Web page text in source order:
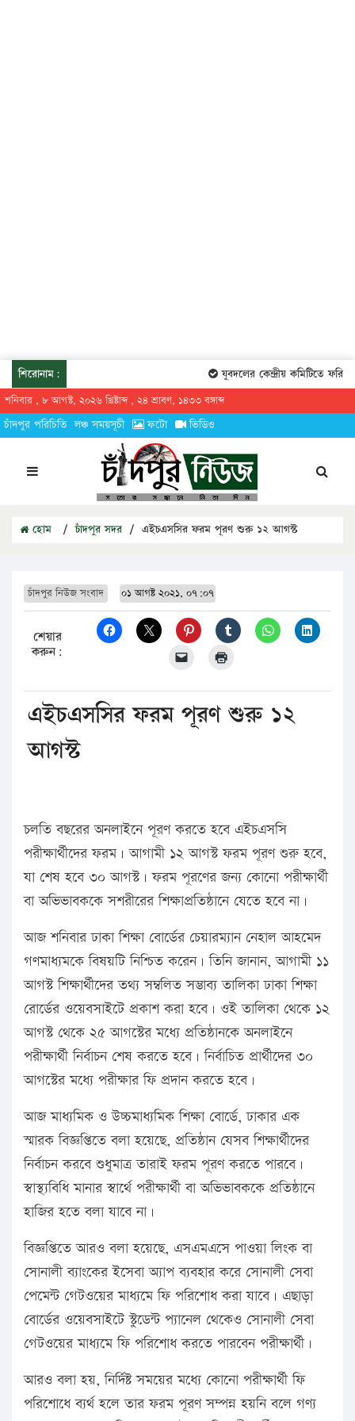
শিরোনাম: যুবদলের কেন্দ্রীয় কমিটিতে
শনিবার , ৮ আগস্ট, ২০২৬ খ্রিষ্টাব্দ , ২৪ শ্রাবণ, ১৪৩৩ বঙ্গাব্দ
চাঁদপুর পরিচিতি লঞ্চ সময়সূচী ফটো ভিডিও
হোম / চাঁদপুর সদর / এইচএসসির ফরম পূরণ শুরু ১২ আগস্ট
চাঁদপুর নিউজ সংবাদ ০১ আগষ্ট ২০২১, ০৭:০৭
শেয়ার
করুন:
এইচএসসির ফরম পূরণ শুরু ১২
আগস্ট
চলতি বছরের অনলাইনে পূরণ করতে হবে এইচএসসি
পরীক্ষার্থীদের ফরম। আগামী ১২ আগস্ট ফরম পূরণ শুরু হবে,
যা শেষ হবে ৩০ আগস্ট। ফরম পূরণের জন্য কোনো পরীক্ষার্থী
বা অভিভাবককে সশরীরের শিক্ষাপ্রতিষ্ঠানে যেতে হবে না।
আজ শনিবার ঢাকা শিক্ষা বোর্ডের চেয়ারম্যান নেহাল আহমেদ
গণমাধ্যমকে বিষয়টি নিশ্চিত করেন। তিনি জানান, আগামী ১১
আগস্ট শিক্ষার্থীদের তথ্য সম্বলিত সম্ভাব্য তালিকা ঢাকা শিক্ষা
রোর্ডের ওয়েবসাইটে প্রকাশ করা হবে। ওই তালিকা থেকে ১২
আগস্ট থেকে ২৫ আগস্টের মধ্যে প্রতিষ্ঠানকে অনলাইনে
পরীক্ষার্থী নির্বাচন শেষ করতে হবে। নির্বাচিত প্রার্থীদের ৩০
আগস্টের মধ্যে পরীক্ষার ফি প্রদান করতে হবে।
আজ মাধ্যমিক ও উচ্চমাধ্যমিক শিক্ষা বোর্ডে, ঢাকার এক
স্মারক বিজ্ঞপ্তিতে বলা হয়েছে, প্রতিষ্ঠান যেসব শিক্ষার্থীদের
নির্বাচন করবে শুধুমাত্র তারাই ফরম পূরণ করতে পারবে।
স্বাস্থ্যবিধি মানার স্বার্থে পরীক্ষার্থী বা অভিভাবককে প্রতিষ্ঠানে
হাজির হতে বলা যাবে না।
বিজ্ঞপ্তিতে আরও বলা হয়েছে, এসএমএসে পাওয়া লিংক বা
সোনালী ব্যাংকের ইসেবা অ্যাপ ব্যবহার করে সোনালী সেবা
পেমেন্ট গেটওয়ের মাধ্যমে ফি পরিশোধ করা যাবে। এছাড়া
বোর্ডের ওয়েবসাইটে স্টুডেন্ট প্যানেল থেকেও সোনালী সেবা
গেটওয়ের মাধ্যমে ফি পরিশোধ করতে পারবেন পরীক্ষার্থী।
আরও বলা হয়, নির্দিষ্ট সময়ের মধ্যে কোনো পরীক্ষার্থী ফি
পরিশোধে ব্যর্থ হলে তার ফরম পূরণ সম্পন্ন হয়নি বলে গণ্য